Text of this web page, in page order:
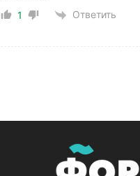
1
Ответить